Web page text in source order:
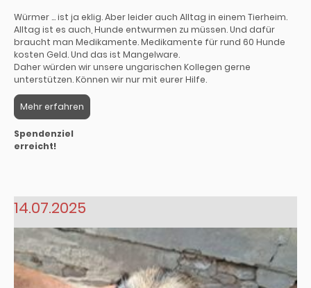
Würmer ... ist ja eklig. Aber leider auch Alltag in einem Tierheim.
Alltag ist es auch, Hunde entwurmen zu müssen. Und dafür
braucht man Medikamente. Medikamente für rund 60 Hunde
kosten Geld. Und das ist Mangelware.
Daher würden wir unsere ungarischen Kollegen gerne
unterstützen. Können wir nur mit eurer Hilfe.
Mehr erfahren
Spendenziel
erreicht!
14.07.2025